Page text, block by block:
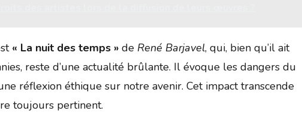
« La nuit des temps » de René Barjavel, qui, bien qu’il ait
reste d’une actualité brûlante. Il évoque les dangers du
réflexion éthique sur notre avenir. Cet impact transcende
toujours pertinent.